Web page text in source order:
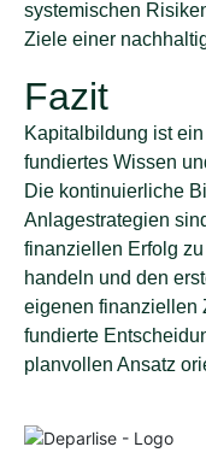
systemischen
Ziele einer
Fazit
Kapitalbildung ist
fundiertes Wissen
Die kontinuierliche
Anlagestrategien
finanziellen Erfolg
handeln und den
eigenen finanziellen
fundierte
planvollen Ansatz